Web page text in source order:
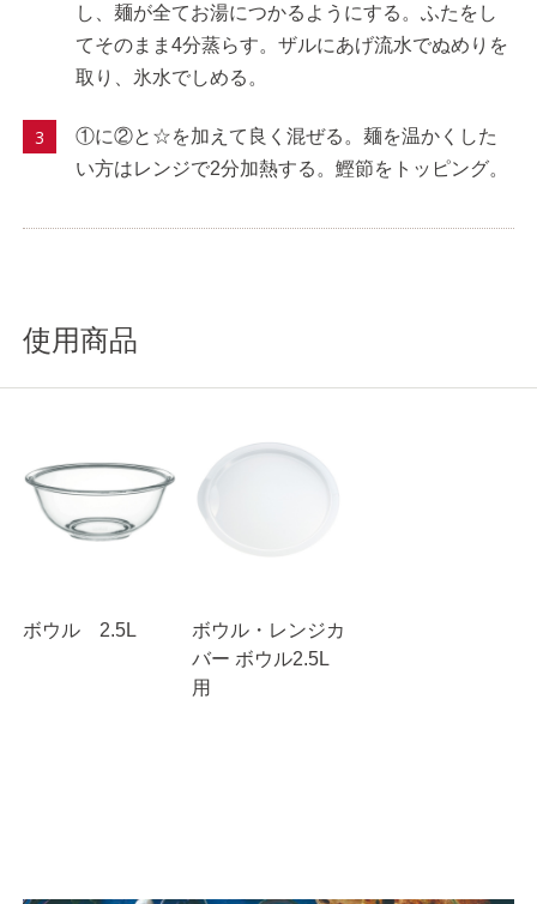
し、麺が全てお湯につかるようにする。ふたをし
てそのまま4分蒸らす。ザルにあげ流水でぬめりを
取り、氷水でしめる。
①に②と☆を加えて良く混ぜる。麺を温かくした
い方はレンジで2分加熱する。鰹節をトッピング。
使用商品
ボウル 2.5L
ボウル・レンジカ
バー ボウル2.5L
用